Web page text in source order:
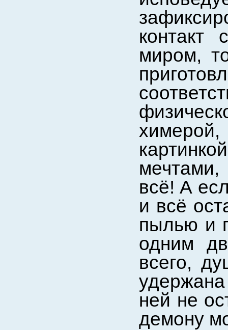
миром,
всё! А
и всё
пылью и
одним
всего,
ней не
демону